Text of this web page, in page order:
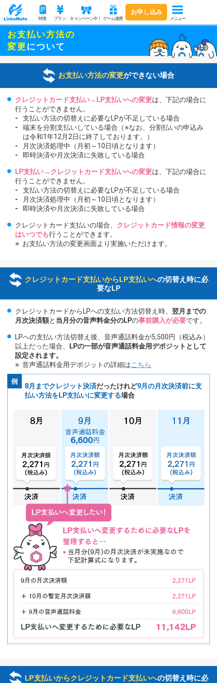
特徴 プラン キャンペーン中！ ゲーム連携
お申し込み
メニュー
お支払い方法の
変更について
お支払い方法の変更ができない場合
クレジットカード支払い→LP支払いへの変更は、下記の場合に
行うことができません。
支払い方法の切替えに必要なLPが不足している場合
端末を分割支払いしている場合（※なお、分割払いの申込み
は令和1年12月2日に終了しております。）
月次決済処理中（月初～10日頃となります）
即時決済や月次決済に失敗している場合
LP支払い→クレジットカード支払いへの変更は、下記の場合に
行うことができません。
支払い方法の切替えに必要なLPが不足している場合
月次決済処理中（月初～10日頃となります）
即時決済や月次決済に失敗している場合
クレジットカード支払いの場合、 クレジットカード情報の変更
はいつでも行うことができます。
お支払い方法の変更画面より実施いただけます。
クレジットカード支払いからLP支払いへの切替え時に必
要なLP
クレジットカードからLPへの支払い方法切替え時、 翌月までの
月次決済額と 当月分の音声料金分のLPの事前購入が必要です。
LPへの支払い方法切替え後、音声通話料金が5,500円（税込み）
以上だった場合、
LPの一部が音声通話料金用デポジットとして
設定されます。
音声通話料金用デポジットの詳細はこちら
8月までクレジット決済だったけれど9月の月次決済前に支
払い方法をLP支払いに変更する場合
LP支払いからクレジットカード支払いへの切替え時に必